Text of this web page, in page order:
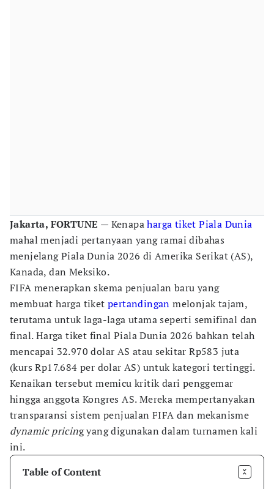
Jakarta, FORTUNE — Kenapaharga tiket Piala Dunia
mahal menjadi pertanyaan yang ramai dibahas
menjelang Piala Dunia 2026 di Amerika Serikat (AS),
Kanada, dan Meksiko.
FIFA menerapkan skema penjualan baru yang
membuat harga tiket pertandingan melonjak tajam,
terutama untuk laga-laga utama seperti semifinal dan
final. Harga tiket final Piala Dunia 2026 bahkan telah
mencapai 32.970 dolar AS atau sekitar Rp583 juta
(kurs Rp17.684 per dolar AS) untuk kategori tertinggi.
Kenaikan tersebut memicu kritik dari penggemar
hingga anggota Kongres AS. Mereka mempertanyakan
transparansi sistem penjualan FIFA dan mekanisme
dynamic pricing yang digunakan dalam turnamen kali
ini.
Table of Content